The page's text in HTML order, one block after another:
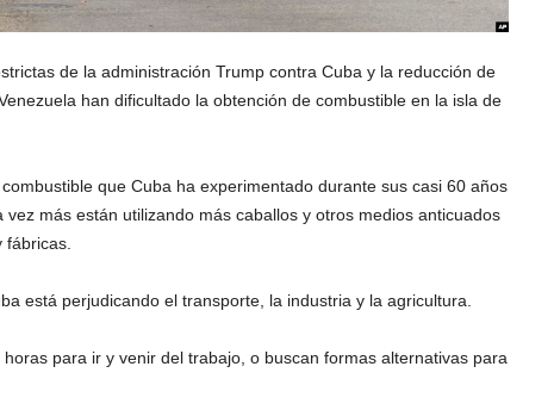
de la administración Trump contra Cuba y la reducción de
han dificultado la obtención de combustible en la isla de
que Cuba ha experimentado durante sus casi 60 años
más están utilizando más caballos y otros medios anticuados
está perjudicando el transporte, la industria y la agricultura.
para ir y venir del trabajo, o buscan formas alternativas para